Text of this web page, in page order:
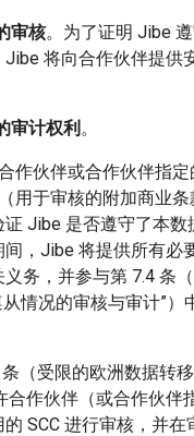
审核。为了证明 Jibe
将向合作伙伴提供
审计权利 。
作伙伴或合作伙伴指
用于审核的附加商业
Jibe 是否遵守了本数
间，Jibe 将提供所有必
务，并参与第 7.4 条
从情况的审核与审计”）
（受限的欧洲数据转
合作伙伴（或合作伙伴
SCC 进行审核，并